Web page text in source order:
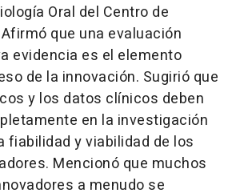
Oral del Centro de
que una evaluación
evidencia es el elemento
de la innovación. Sugirió que
y los datos clínicos deben
en la investigación
fiabilidad y viabilidad de los
Mencionó que muchos
a menudo se